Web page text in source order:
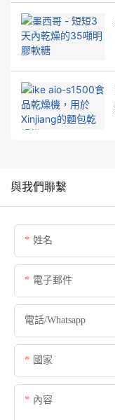
與我們聯繫
姓名
電子郵件
電話/whatsapp
國家
內容